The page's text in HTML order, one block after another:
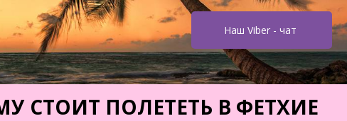
Наш Viber - чат
СТОИТ ПОЛЕТЕТЬ В ФЕТХИЕ